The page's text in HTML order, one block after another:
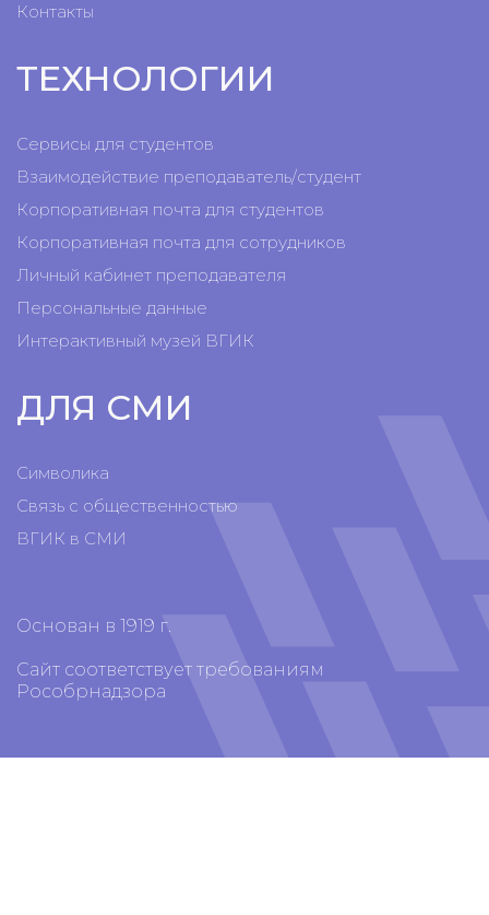
Контакты
ТЕХНОЛОГИИ
Сервисы для студентов
Взаимодействие преподаватель/студент
Корпоративная почта для студентов
Корпоративная почта для сотрудников
Личный кабинет преподавателя
Персональные данные
Интерактивный музей ВГИК
ДЛЯ СМИ
Символика
Связь с общественностью
ВГИК в СМИ
Основан в 1919 г.
Сайт соответствует требованиям
Рособрнадзора